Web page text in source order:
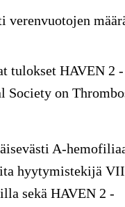
tulokset HAVEN 2 -
on
A-
hyytymistekijä
sekä HAVEN 2 -